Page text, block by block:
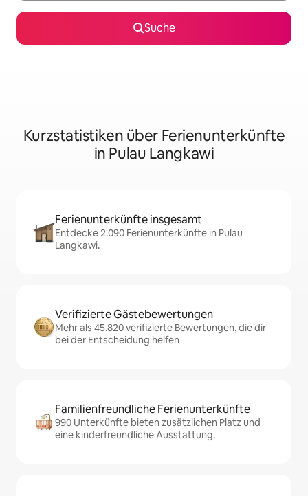
Suche
Kurzstatistiken über Ferienunterkünfte
in Pulau Langkawi
Ferienunterkünfte insgesamt
Entdecke 2.090 Ferienunterkünfte in Pulau
Langkawi.
Verifizierte Gästebewertungen
Mehr als 45.820 verifizierte Bewertungen, die dir
bei der Entscheidung helfen
Familienfreundliche Ferienunterkünfte
990 Unterkünfte bieten zusätzlichen Platz und
eine kinderfreundliche Ausstattung.